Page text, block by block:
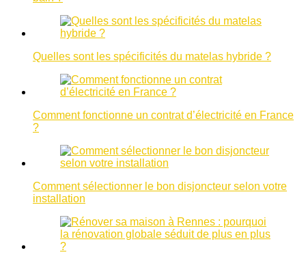
Quelles sont les spécificités du matelas hybride ?
Comment fonctionne un contrat d’électricité en France
?
Comment sélectionner le bon disjoncteur selon votre
installation